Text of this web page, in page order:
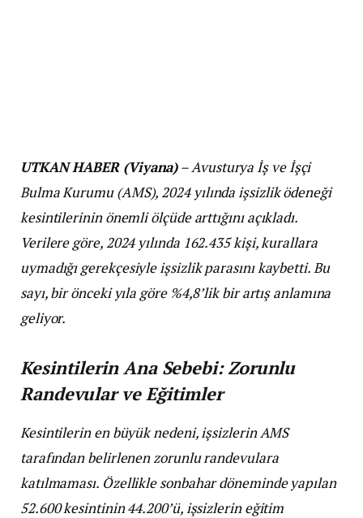
UTKAN HABER (Viyana)– Avusturya İş ve İşçi
Bulma Kurumu (AMS), 2024 yılında işsizlik ödeneği
kesintilerinin önemli ölçüde arttığını açıkladı.
Verilere göre, 2024 yılında 162.435 kişi, kurallara
uymadığı gerekçesiyle işsizlik parasını kaybetti. Bu
sayı, bir önceki yıla göre %4,8’lik bir artış anlamına
geliyor.
Kesintilerin Ana Sebebi: Zorunlu
Randevular ve Eğitimler
Kesintilerin en büyük nedeni, işsizlerin AMS
tarafından belirlenen zorunlu randevulara
katılmaması. Özellikle sonbahar döneminde yapılan
52.600 kesintinin 44.200’ü, işsizlerin eğitim